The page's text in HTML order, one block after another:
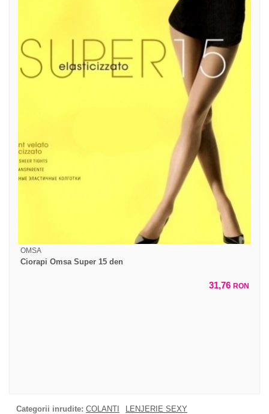
OMSA
Ciorapi Omsa Super 15 den
31,76 RON
Categorii inrudite: COLANTI
LENJERIE SEXY